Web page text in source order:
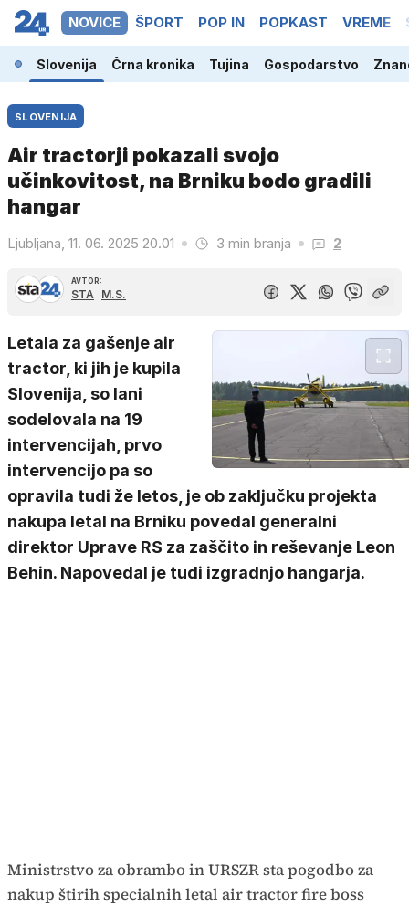
NOVICE ŠPORT POP IN POPKAST VREME
Slovenija Črna kronika Tujina Gospodarstvo
SLOVENIJA
Air tractorji pokazali svojo
učinkovitost, na Brniku bodo gradili
hangar
Ljubljana, 11. 06. 2025 20.01 3 min branja 2
AVTOR:
STA M.S.
Letala za gašenje air
tractor, ki jih je kupila
Slovenija, so lani
sodelovala na 19
intervencijah, prvo
intervencijo pa so
opravila tudi že letos, je ob zaključku projekta
nakupa letal na Brniku povedal generalni
direktor Uprave RS za zaščito in reševanje Leon
Behin. Napovedal je tudi izgradnjo hangarja.
Ministrstvo za obrambo in URSZR sta pogodbo za
nakup štirih specialnih letal air tractor fire boss